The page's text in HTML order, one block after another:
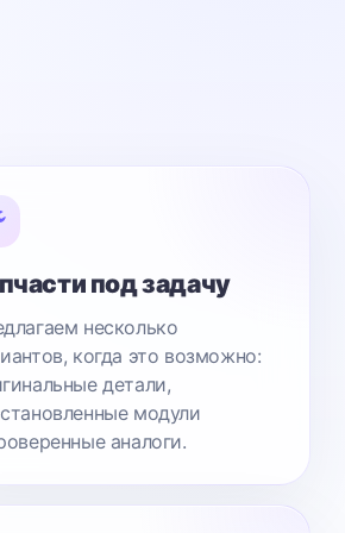
под задачу
несколько
когда это возможно:
детали,
модули
аналоги.